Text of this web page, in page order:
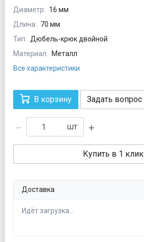
Диаметр: 16 мм
Длина: 70 мм
Тип: Дюбель-крюк двойной
Материал:
Металл
Все характеристики
В корзину Задать вопрос
шт
Купить в 1 клик
Доставка
Идёт загрузка...